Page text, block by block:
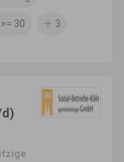
30 3